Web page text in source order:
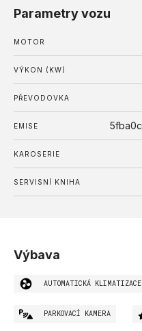
Parametry vozu
MOTOR
VÝKON (KW)
PŘEVODOVKA
EMISE
KAROSERIE
SERVISNÍ KNIHA
Výbava
AUTOMATICKÁ KLIMATIZACE
PARKOVACÍ KAMERA